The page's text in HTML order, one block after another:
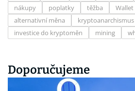
nákupy
poplatky těžba Wallet
alternativní měna
kryptoanarchismus
investice do kryptoměn
mining
Doporučujeme